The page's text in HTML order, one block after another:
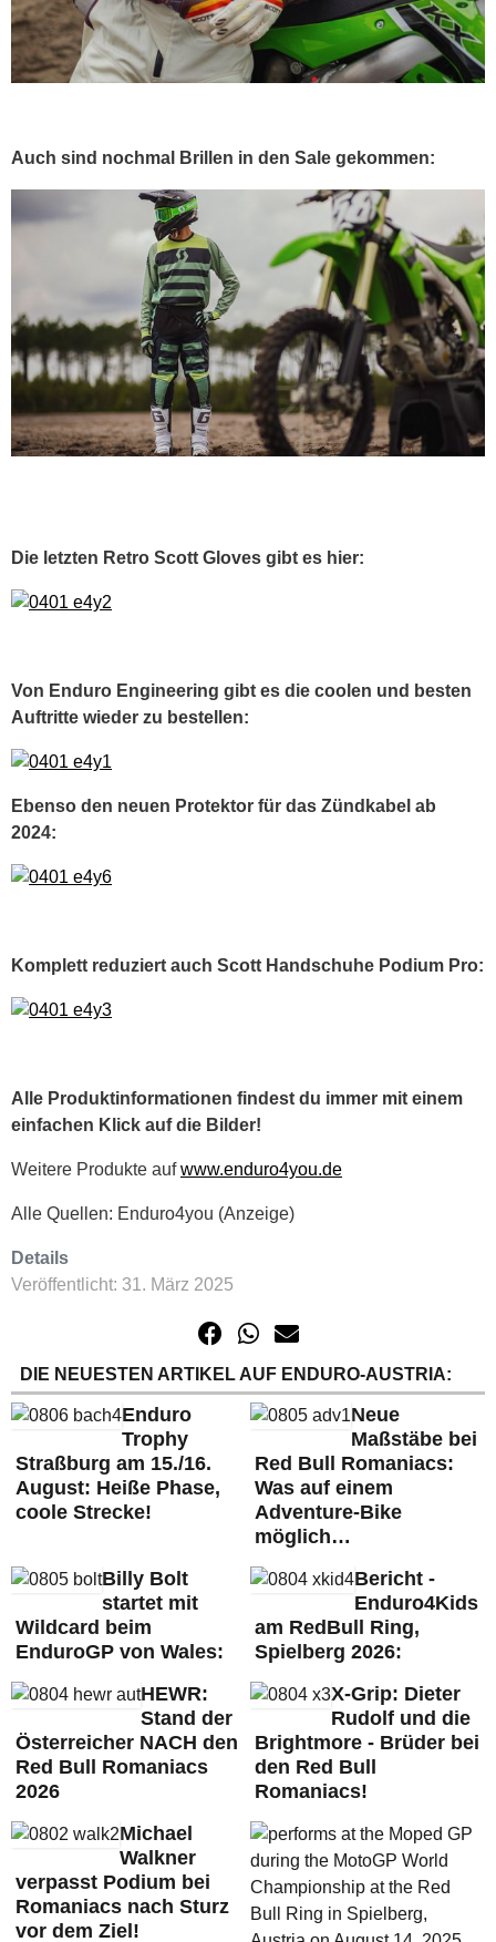
Auch sind nochmal Brillen in den Sale gekommen:
Die letzten Retro Scott Gloves gibt es hier:
Von Enduro Engineering gibt es die coolen und besten
Auftritte wieder zu bestellen:
Ebenso den neuen Protektor für das Zündkabel ab
2024:
Komplett reduziert auch Scott Handschuhe Podium Pro:
Alle Produktinformationen findest du immer mit einem
einfachen Klick auf die Bilder!
Weitere Produkte aufwww.enduro4you.de
Alle Quellen: Enduro4you (Anzeige)
Details
Veröffentlicht: 31. März 2025
DIE NEUESTEN ARTIKEL AUF ENDURO-AUSTRIA:
Enduro
Trophy
Straßburg am 15./16.
August: Heiße Phase,
coole Strecke!
Neue
Maßstäbe bei
Red Bull Romaniacs:
Was auf einem
Adventure-Bike
möglich…
Billy Bolt
startet mit
Wildcard beim
EnduroGP von Wales:
Bericht -
Enduro4Kids
am RedBull Ring,
Spielberg 2026:
HEWR:
Stand der
Österreicher NACH den
Red Bull Romaniacs
2026
X-Grip: Dieter
Rudolf und die
Brightmore - Brüder bei
den Red Bull
Romaniacs!
Michael
Walkner
verpasst Podium bei
Romaniacs nach Sturz
vor dem Ziel!